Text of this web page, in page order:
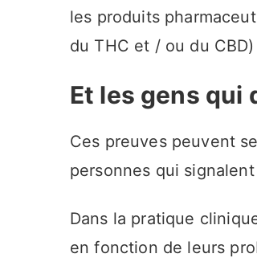
les produits
du THC et / ou du
Et les gens qui
Ces preuves peuvent
personnes qui
Dans la pratique
en fonction de leurs